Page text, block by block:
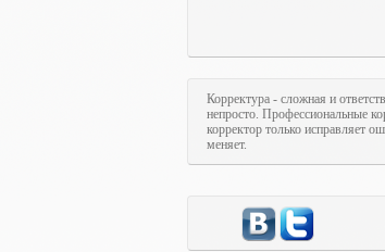
Корректура - сложная и
непросто. Профессиональные
корректор только исправляет
меняет.